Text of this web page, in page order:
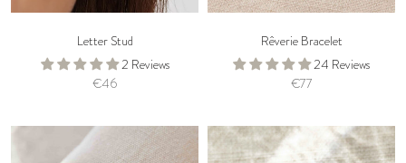
Letter Stud
2 Reviews
€46
Rêverie Bracelet
24 Reviews
€77